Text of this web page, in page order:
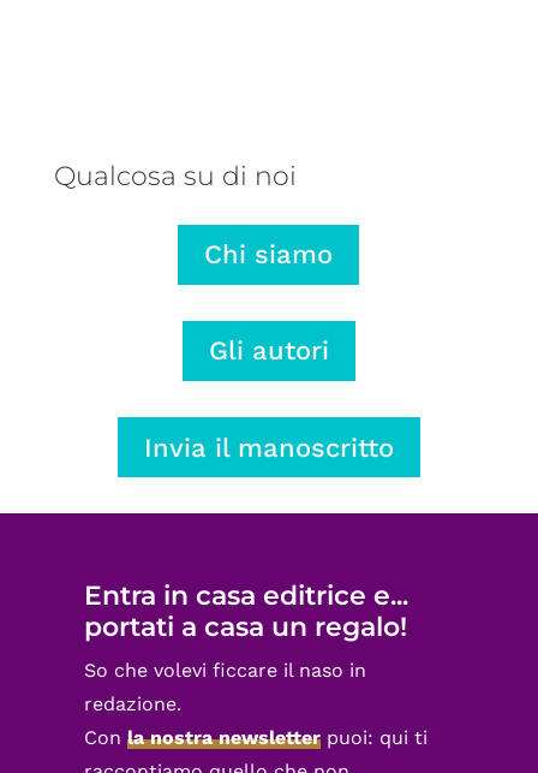
Qualcosa su di noi
Chi siamo
Gli autori
Invia il manoscritto
Entra in casa editrice e...
portati a casa un regalo!
So che volevi ficcare il naso in
redazione.
Con la nostra newsletterpuoi: qui ti